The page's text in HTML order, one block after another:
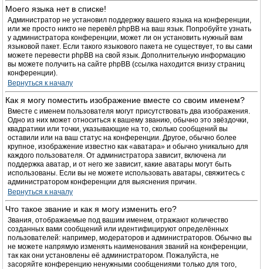
Моего языка нет в списке!
Администратор не установил поддержку вашего языка на конференции,
или же просто никто не перевёл phpBB на ваш язык. Попробуйте узнать
у администратора конференции, может ли он установить нужный вам
языковой пакет. Если такого языкового пакета не существует, то вы сами
можете перевести phpBB на свой язык. Дополнительную информацию
вы можете получить на сайте phpBB (ссылка находится внизу страниц
конференции).
Вернуться к началу
Как я могу поместить изображение вместе со своим именем?
Вместе с именем пользователя могут присутствовать два изображения.
Одно из них может относиться к вашему званию, обычно это звёздочки,
квадратики или точки, указывающие на то, сколько сообщений вы
оставили или на ваш статус на конференции. Другое, обычно более
крупное, изображение известно как «аватара» и обычно уникально для
каждого пользователя. От администратора зависит, включена ли
поддержка аватар, и от него же зависит, какие аватары могут быть
использованы. Если вы не можете использовать аватары, свяжитесь с
администратором конференции для выяснения причин.
Вернуться к началу
Что такое звание и как я могу изменить его?
Звания, отображаемые под вашим именем, отражают количество
созданных вами сообщений или идентифицируют определённых
пользователей: например, модераторов и администраторов. Обычно вы
не можете напрямую изменять наименования званий на конференции,
так как они установлены её администратором. Пожалуйста, не
засоряйте конференцию ненужными сообщениями только для того,